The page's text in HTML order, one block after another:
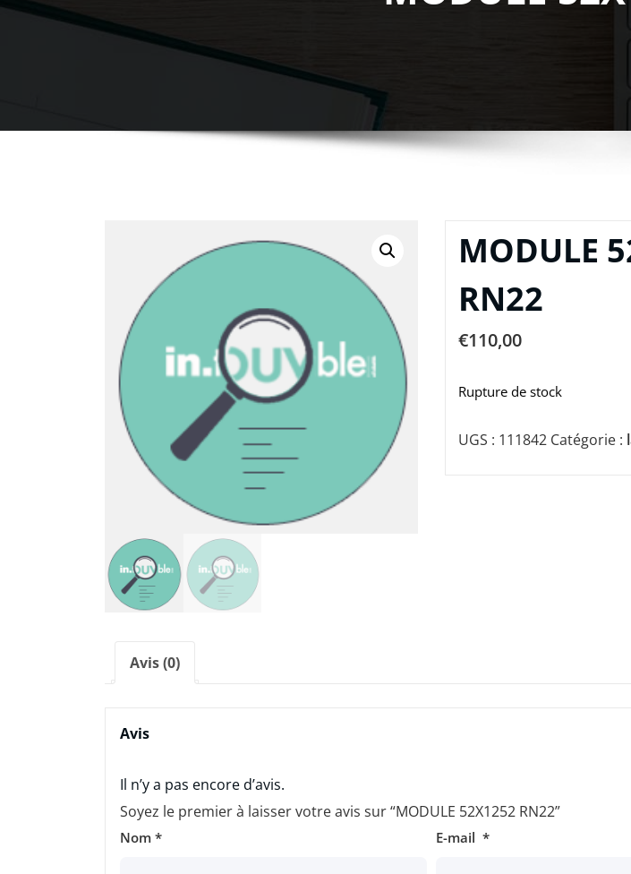
MODULE
RN22
€110,00
Rupture de stock
UGS : 111842 Catégorie :
Avis (0)
Avis
Il n’y a pas encore d’avis.
Soyez le premier à laisser votre avis sur “MODULE 52X1252 RN22”
Nom * E-mail *